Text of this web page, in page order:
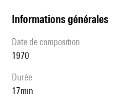
informations générales
date de composition
1970
durée
17min